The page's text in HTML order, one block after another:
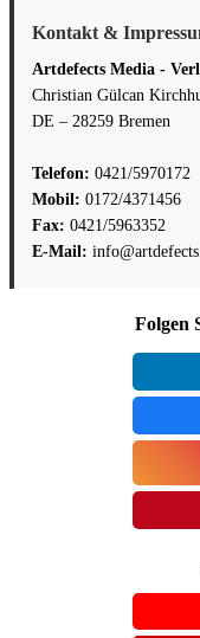
Kontakt &
Artdefects Media -
Christian Gülcan
DE – 28259 Bremen
Telefon: 0421/5970172
Mobil: 0172/4371456
Fax: 0421/5963352
E-Mail:
Folgen